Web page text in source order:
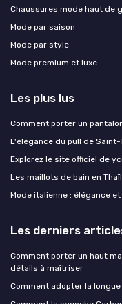
Chaussures mode haut de
Mode par saison
Mode par style
Mode premium et luxe
Les plus lus
Comment porter un
L'élégance du pull de Saint-
Explorez le site officiel de
Les maillots de bain en
Mode italienne : élégance
Les derniers
Comment porter un haut
détails à maîtriser
Comment adopter la